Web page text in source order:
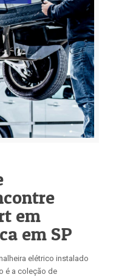
em
em SP
elétrico instalado
é a coleção de